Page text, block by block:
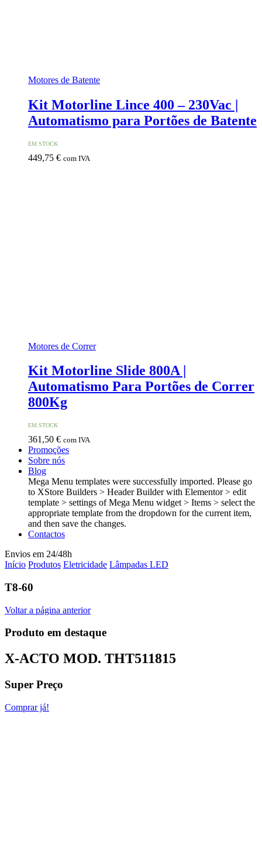
Motores de Batente
Kit Motorline Lince 400 – 230Vac |
Automatismo para Portões de Batente
EM STOCK
449,75 € com IVA
Motores de Correr
Kit Motorline Slide 800A |
Automatismo Para Portões de Correr
800Kg
EM STOCK
361,50 € com IVA
Promoções
Sobre nós
Blog
Mega Menu templates were successfully imported. Please go
to XStore Builders > Header Builder with Elementor > edit
template > settings of Mega Menu widget > Items > select the
appropriate template from the dropdown for the current item,
and then save the changes.
Contactos
Envios em 24/48h
Início Produtos Eletricidade Lâmpadas LED
T8-60
Voltar a página anterior
Produto em destaque
X-ACTO MOD. THT511815
Super Preço
Comprar já!